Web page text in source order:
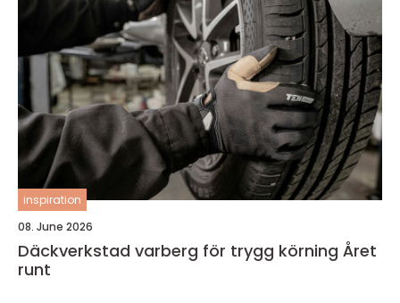
inspiration
08. June 2026
Däckverkstad varberg för trygg körning Året
runt